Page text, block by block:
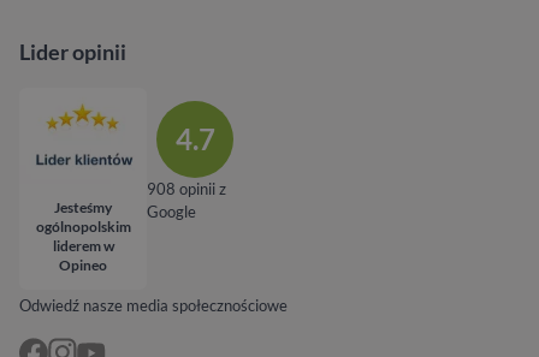
Odwiedź nasze media społecznościowe
Lider opinii
Jesteśmy
ogólnopolskim
liderem w
Opineo
4.7
908 opinii z
Google